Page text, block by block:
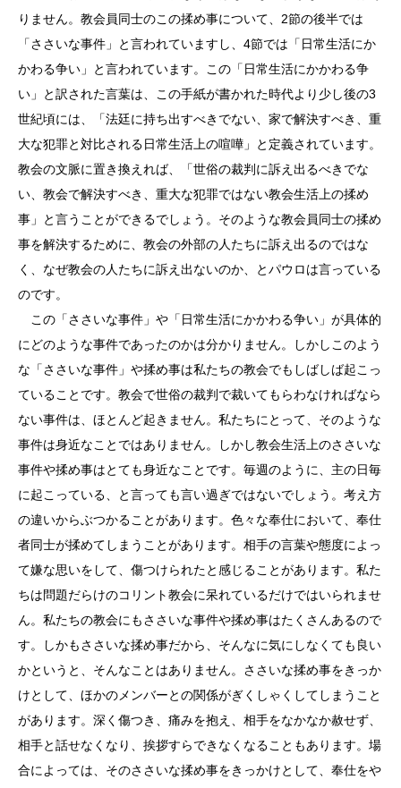
りません。教会員同士のこの揉め事について、2節の後半では
「ささいな事件」と言われていますし、4節では「日常生活にか
かわる争い」と言われています。この「日常生活にかかわる争
い」と訳された言葉は、この手紙が書かれた時代より少し後の3
世紀頃には、「法廷に持ち出すべきでない、家で解決すべき、重
大な犯罪と対比される日常生活上の喧嘩」と定義されています。
教会の文脈に置き換えれば、「世俗の裁判に訴え出るべきでな
い、教会で解決すべき、重大な犯罪ではない教会生活上の揉め
事」と言うことができるでしょう。そのような教会員同士の揉め
事を解決するために、教会の外部の人たちに訴え出るのではな
く、なぜ教会の人たちに訴え出ないのか、とパウロは言っている
のです。
この「ささいな事件」や「日常生活にかかわる争い」が具体的
にどのような事件であったのかは分かりません。しかしこのよう
な「ささいな事件」や揉め事は私たちの教会でもしばしば起こっ
ていることです。教会で世俗の裁判で裁いてもらわなければなら
ない事件は、ほとんど起きません。私たちにとって、そのような
事件は身近なことではありません。しかし教会生活上のささいな
事件や揉め事はとても身近なことです。毎週のように、主の日毎
に起こっている、と言っても言い過ぎではないでしょう。考え方
の違いからぶつかることがあります。色々な奉仕において、奉仕
者同士が揉めてしまうことがあります。相手の言葉や態度によっ
て嫌な思いをして、傷つけられたと感じることがあります。私た
ちは問題だらけのコリント教会に呆れているだけではいられませ
ん。私たちの教会にもささいな事件や揉め事はたくさんあるので
す。しかもささいな揉め事だから、そんなに気にしなくても良い
かというと、そんなことはありません。ささいな揉め事をきっか
けとして、ほかのメンバーとの関係がぎくしゃくしてしまうこと
があります。深く傷つき、痛みを抱え、相手をなかなか赦せず、
相手と話せなくなり、挨拶すらできなくなることもあります。場
合によっては、そのささいな揉め事をきっかけとして、奉仕をや